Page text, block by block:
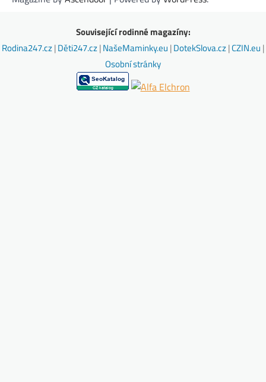
Související rodinné magazíny:
Rodina247.cz|Děti247.cz|NašeMaminky.eu |DotekSlova.cz|CZIN.eu |
Osobní stránky